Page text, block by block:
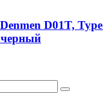
D01T,